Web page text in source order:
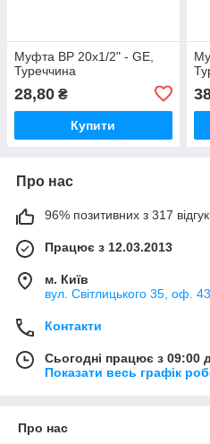
Муфта ВР 20х1/2" - GE,
Туреччина
28,80 ₴
Купити
Про нас
96% позитивних з 317
Працює з 12.03.2013
м. Київ
вул. Світлицького 35, оф.
Контакти
Сьогодні працює з 09:00
Показати весь графік
Про нас